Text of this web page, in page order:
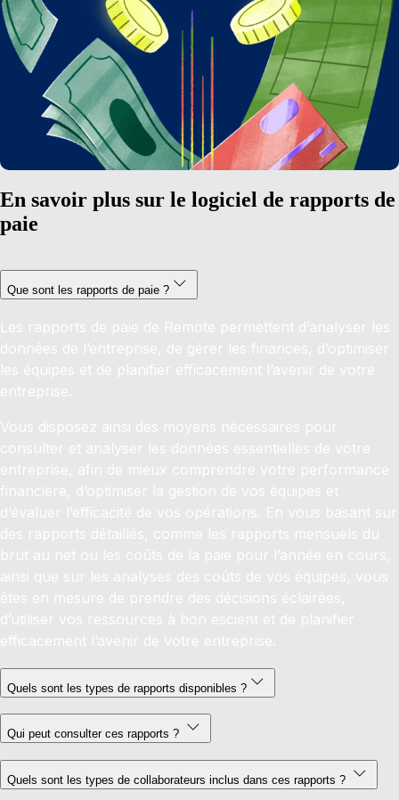
En savoir plus sur le logiciel de rapports de
paie
Que sont les rapports de paie ?
Les rapports de paie de Remote permettent d’analyser les
données de l’entreprise, de gérer les finances, d’optimiser
les équipes et de planifier efficacement l’avenir de votre
entreprise.
Vous disposez ainsi des moyens nécessaires pour
consulter et analyser les données essentielles de votre
entreprise, afin de mieux comprendre votre performance
financière, d’optimiser la gestion de vos équipes et
d’évaluer l’efficacité de vos opérations. En vous basant sur
des rapports détaillés, comme les rapports mensuels du
brut au net ou les coûts de la paie pour l’année en cours,
ainsi que sur les analyses des coûts de vos équipes, vous
êtes en mesure de prendre des décisions éclairées,
d’utiliser vos ressources à bon escient et de planifier
efficacement l’avenir de votre entreprise.
Quels sont les types de rapports disponibles ?
Qui peut consulter ces rapports ?
Quels sont les types de collaborateurs inclus dans ces rapports ?